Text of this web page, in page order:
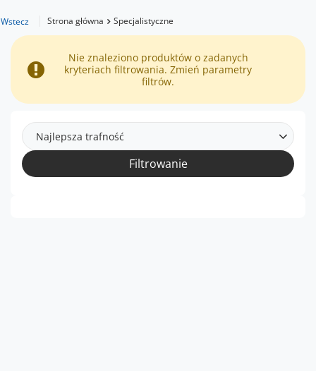
Wstecz Strona główna Specjalistyczne
Nie znaleziono produktów o zadanych
kryteriach filtrowania. Zmień parametry
filtrów.
Najlepsza trafność
Filtrowanie